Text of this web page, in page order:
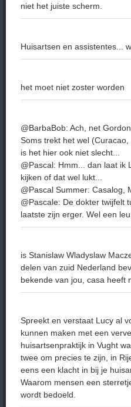
niet het juiste scherm.
Huisartsen en assistentes...
het moet niet zoster worden
@BarbaBob: Ach, net
Soms trekt het wel
is het hier ook niet slecht...
@Pascal: Hmm... dan laat ik
kijken of dat wel lukt...
@Pascal Summer: Casalog,
@Pascale: De dokter twijfelt
laatste zijn erger. Wel een
is Stanislaw Wladyslaw
delen van zuid Nederland
bekende van jou, casa heeft
Spreekt en verstaat Lucy al
kunnen maken met een
huisartsenpraktijk in Vught
twee om precies te zijn, in
eens een klacht in bij je
Waarom mensen een
wordt bedoeld.